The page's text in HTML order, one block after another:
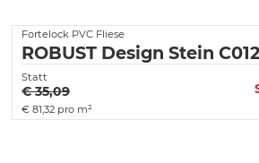
Fortelock PVC Fliese
ROBUST Design Stein C012
Statt
€ 35,09
€ 81,32 pro m²